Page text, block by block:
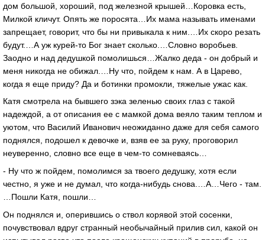
дом большой, хороший, под железной крышей…Коровка есть,
Милкой кличут. Опять же поросята…Их мама называть именами
запрещает, говорит, что бы ни привыкала к ним.…Их скоро резать
будут.…А уж курей-то Бог знает сколько.…Словно воробьев.
Заодно и над дедушкой помолишься…Жалко деда - он добрый и
меня никогда не обижал.…Ну что, пойдем к нам. А в Царево,
когда я еще приду? Да и ботинки промокли, тяжелые ужас как.
Катя смотрела на бывшего зэка зеленью своих глаз с такой
надеждой, а от описания ее с мамкой дома веяло таким теплом и
уютом, что Василий Иванович неожиданно даже для себя самого
поднялся, подошел к девочке и, взяв ее за руку, проговорил
неуверенно, словно все еще в чем-то сомневаясь…
- Ну что ж пойдем, помолимся за твоего дедушку, хотя если
честно, я уже и не думал, что когда-нибудь снова.…А…Чего - там.
…Пошли Катя, пошли…
Он поднялся и, оперившись о ствол корявой этой сосенки,
почувствовал вдруг странный необычайный прилив сил, какой он